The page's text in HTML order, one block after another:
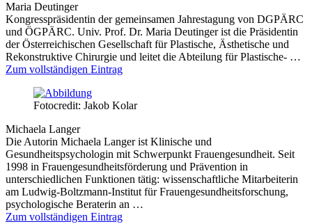
Maria Deutinger
Kongresspräsidentin der gemeinsamen Jahrestagung von DGPÄRC
und ÖGPÄRC. Univ. Prof. Dr. Maria Deutinger ist die Präsidentin
der Österreichischen Gesellschaft für Plastische, Ästhetische und
Rekonstruktive Chirurgie und leitet die Abteilung für Plastische- …
Zum vollständigen Eintrag
Fotocredit: Jakob Kolar
Michaela Langer
Die Autorin Michaela Langer ist Klinische und
Gesundheitspsychologin mit Schwerpunkt Frauengesundheit. Seit
1998 in Frauengesundheitsförderung und Prävention in
unterschiedlichen Funktionen tätig: wissenschaftliche Mitarbeiterin
am Ludwig-Boltzmann-Institut für Frauengesundheitsforschung,
psychologische Beraterin an …
Zum vollständigen Eintrag